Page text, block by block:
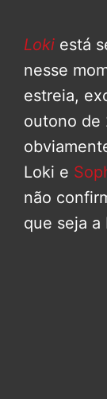
Loki está
nesse
estreia,
outono de
Loki e
não
que seja a